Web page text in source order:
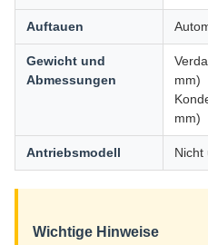
Auftauen
Gewicht und
Abmessungen
mm)
mm)
Antriebsmodell Nicht
Wichtige Hinweise